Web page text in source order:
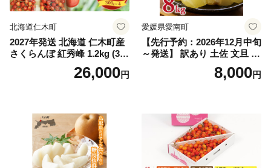
国産 1.2kg 先行｜
北海道仁木町
2027年発送 北海道 仁木町産
さくらんぼ 紅秀峰 1.2kg (300
g×4パック) Lサイズ以上 旬
桜桃 産地直送 サクランボ チ
26,000円
愛媛県愛南町
【先行予約：2026年12月中旬
～発送】 訳あり 土佐 文旦 8k
g (Mサイズ以上サイズミック
ス) 8000円 わけあり ぶんた
産 農家直送 期間限定 特産品
サイズミックス くらもとフ
ァーム 愛南町 愛媛県
8,000円